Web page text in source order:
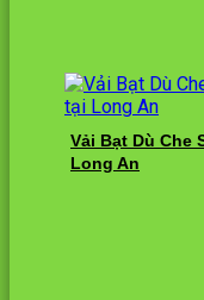
Vải Bạt Dù Che
Long An